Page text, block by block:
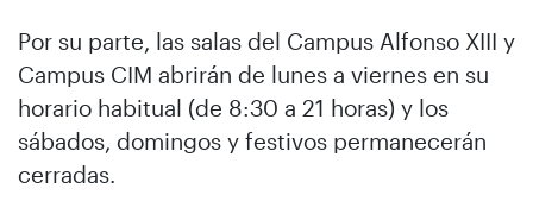
Por su parte, las salas del Campus Alfonso XIII y
Campus CIM abrirán de lunes a viernes en su
horario habitual (de 8:30 a 21 horas) y los
sábados, domingos y festivos permanecerán
cerradas.